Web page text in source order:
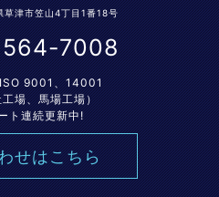
津市笠山4丁目1番18号
7008
9001、14001
場、馬場工場）
ト連続更新中!
せはこちら